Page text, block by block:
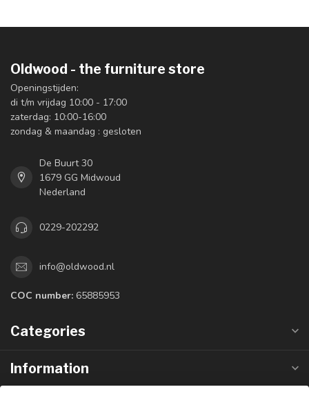
Oldwood - the furniture store
Openingstijden:
di t/m vrijdag 10:00 - 17:00
zaterdag: 10:00-16:00
zondag & maandag : gesloten
De Buurt 30
1679 GG Midwoud
Nederland
0229-202292
info@oldwood.nl
COC number: 65885953
Categories
Information